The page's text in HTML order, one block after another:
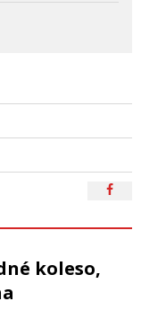
koleso,